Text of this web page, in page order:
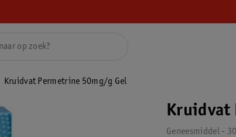
Kruidvat Permetrine 50mg/g Gel
Kruidvat
Geneesmiddel -